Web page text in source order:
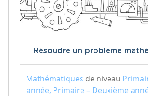
Résoudre un problème
Mathématiques de niveau
année, Primaire – Deuxième